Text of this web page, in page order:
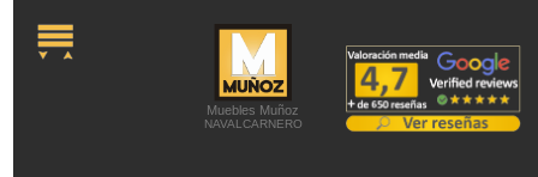
Colchones - Colchones Viscoelásticos -Colchones látex -
Colchones Juveniles -
Canapés abatibles -
Almohadas - Latiendadecolchones
Muebles Muñoz
NAVALCARNERO